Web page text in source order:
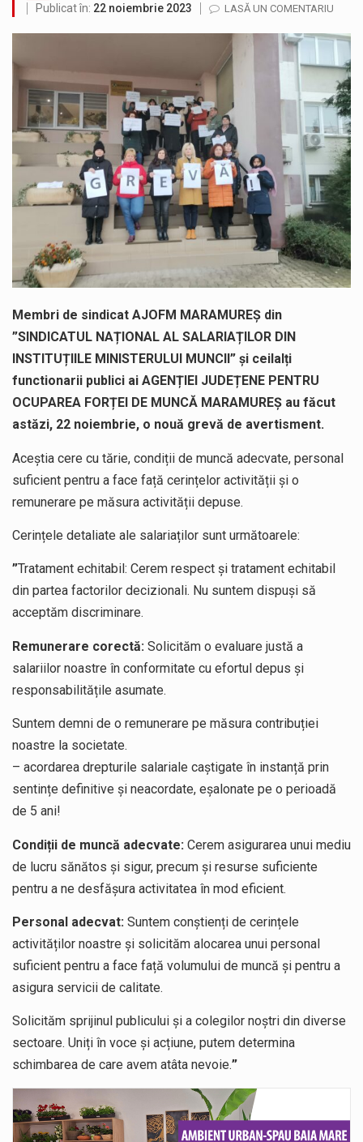
Directorul OCPI Maramures, Daniela-Onița Ivascu, a venit cu un răspuns pentru cei care s-au intrebat în aceste zile: Dacă aplicațiile…
Testarea independentă a sistemului e-Terra, realizată de STS, DNSC și Cyberint, a mai parcurs o rundă de evaluare. Un număr…
A fost finalizat proiectul care prevede un nou spatiu de joacă pentru copiii din localitatea Tulghieș. Primarul comunei Miresu Mare,…
Publicat în: 22 noiembrie 2023 LASĂ UN COMENTARIU
Membri de sindicat AJOFM MARAMUREȘ din
”SINDICATUL NAȚIONAL AL SALARIAȚILOR DIN
INSTITUȚIILE MINISTERULUI MUNCII” și ceilalți
functionarii publici ai AGENȚIEI JUDEȚENE PENTRU
OCUPAREA FORȚEI DE MUNCĂ MARAMUREȘ au făcut
astăzi, 22 noiembrie, o nouă grevă de avertisment.
Aceștia cere cu tărie, condiții de muncă adecvate, personal
suficient pentru a face față cerințelor activității și o
remunerare pe măsura activității depuse.
Cerințele detaliate ale salariaților sunt următoarele:
”Tratament echitabil: Cerem respect și tratament echitabil
din partea factorilor decizionali. Nu suntem dispuși să
acceptăm discriminare.
Remunerare corectă: Solicităm o evaluare justă a
salariilor noastre în conformitate cu efortul depus și
responsabilitățile asumate.
Suntem demni de o remunerare pe măsura contribuției
noastre la societate.
– acordarea drepturile salariale caștigate în instanță prin
sentințe definitive și neacordate, eșalonate pe o perioadă
de 5 ani!
Condiții de muncă adecvate: Cerem asigurarea unui mediu
de lucru sănătos și sigur, precum și resurse suficiente
pentru a ne desfășura activitatea în mod eficient.
Personal adecvat: Suntem conștienți de cerințele
activităților noastre și solicităm alocarea unui personal
suficient pentru a face față volumului de muncă și pentru a
asigura servicii de calitate.
Solicităm sprijinul publicului și a colegilor noștri din diverse
sectoare. Uniți în voce și acțiune, putem determina
schimbarea de care avem atâta nevoie.”